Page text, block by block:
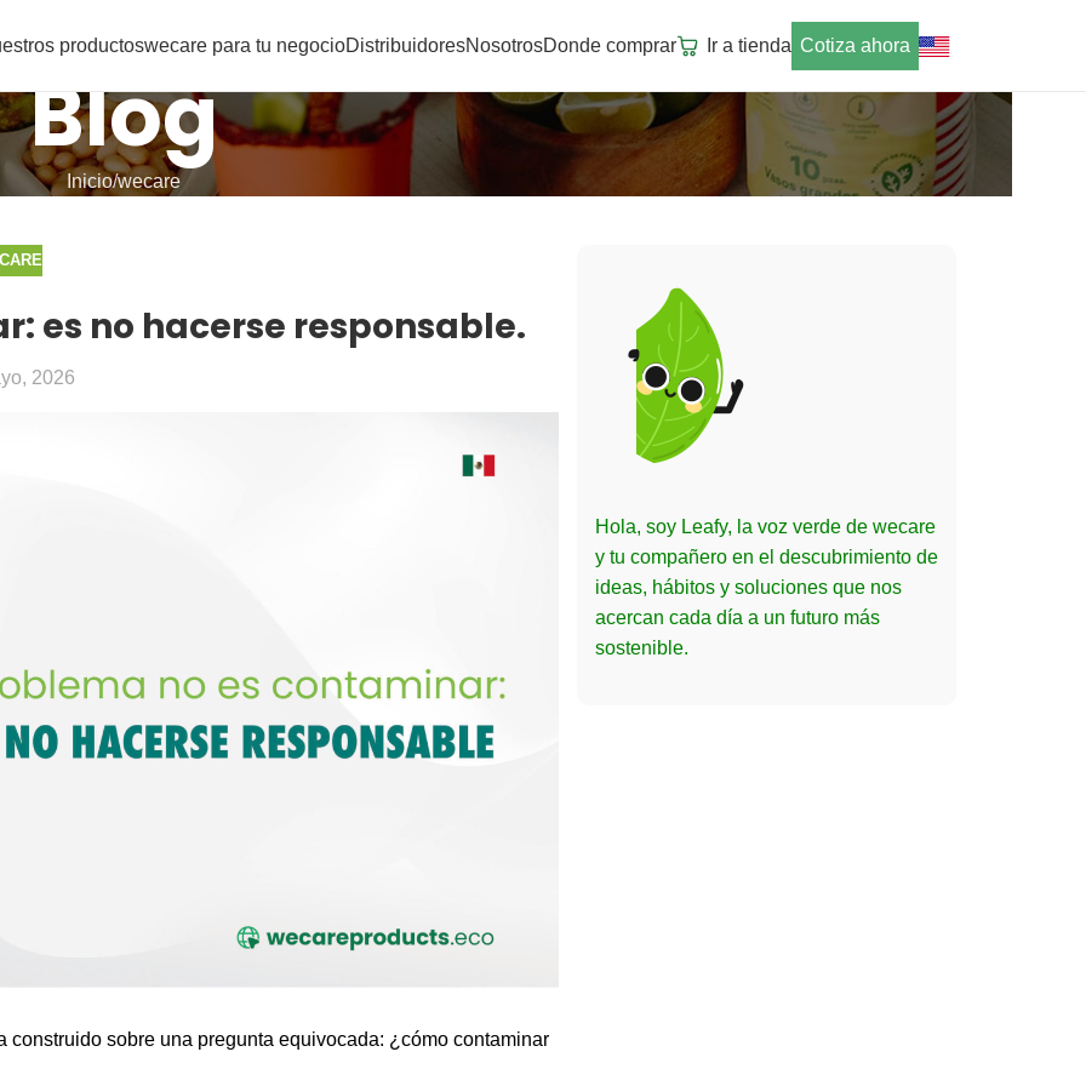
productoswecare para tu negocioDistribuidoresNosotrosDonde comprar Ir a tienda Cotiza ahora
Blog
Inicio wecare
es no hacerse responsable.
2026
sobre una pregunta equivocada: ¿cómo contaminar
Hola, soy Leafy, la voz verde de wecare
y tu compañero en el descubrimiento de
ideas, hábitos y soluciones que nos
acercan cada día a un futuro más
sostenible.